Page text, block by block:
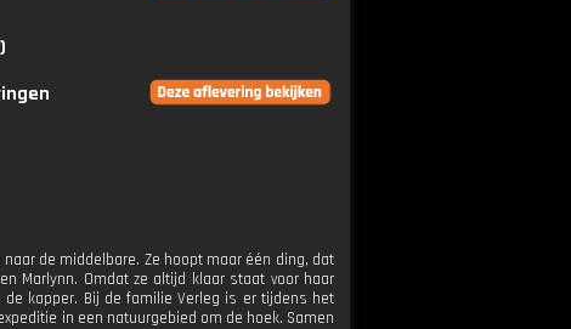
de middelbare. Ze hoopt maar één ding, dat
Marlynn. Omdat ze altijd klaar staat voor haar
kapper. Bij de familie Verleg is er tijdens het
in een natuurgebied om de hoek. Samen